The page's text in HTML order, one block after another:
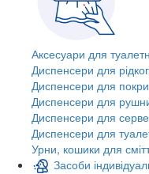
Аксесуари для
Диспенсери для
Диспенсери для
Диспенсери для
Диспенсери для
Диспенсери для
Урни, кошики для
Засоби